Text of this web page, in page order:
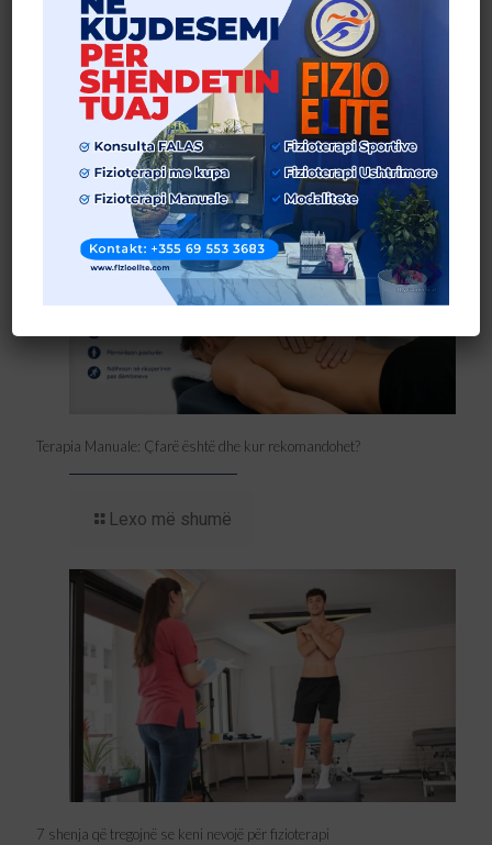
Ushtrime Fizioterapie për Forcimin e Muskujve të Shpinës dhe
Përmirësimin e Stabilitetit
Lexo më shumë
Terapia Manuale: Çfarë është dhe kur rekomandohet?
Lexo më shumë
7 shenja që tregojnë se keni nevojë për fizioterapi